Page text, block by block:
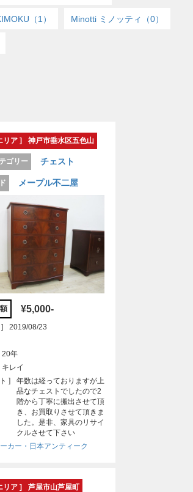
（1） Minotti ミノッティ（0）
リア ] 神戸市垂水区五色山
ゴリー チェスト
メープル不二屋
¥5,000-
2019/08/23
20年
キレイ
]
年数は経っておりますが上
品なチェストでしたので2
階から丁寧に搬出させて頂
き、お買取りさせて頂きま
した。是非、家具のリサイ
クルさせて下さい
カー・日本アンティーク
リア ] 芦屋市山芦屋町